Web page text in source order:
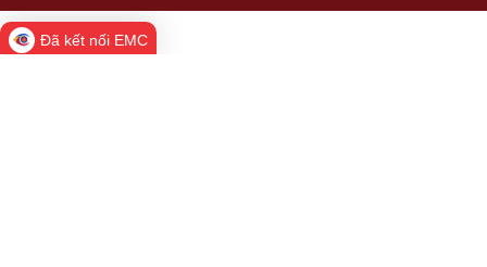
Đã kết nối EMC